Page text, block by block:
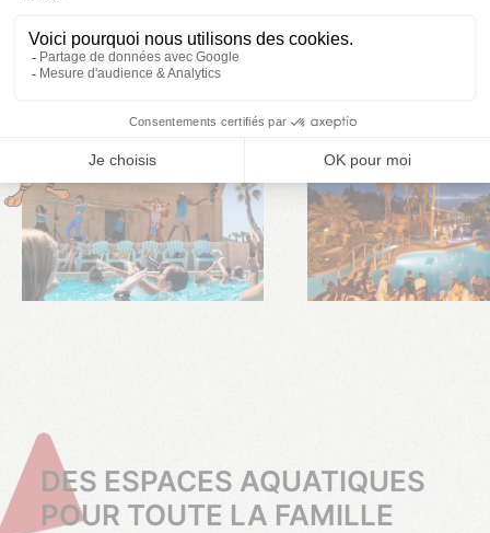
PHOTOTHÈQUE
DES ESPACES AQUATIQUES
POUR TOUTE LA FAMILLE